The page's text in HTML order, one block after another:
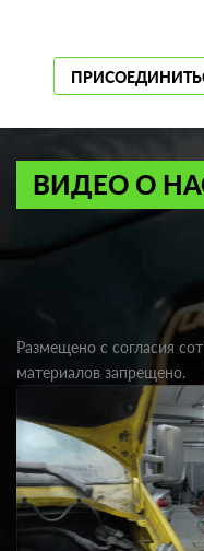
ВИДЕО О
Размещено с согласия
материалов запрещено.